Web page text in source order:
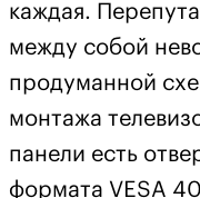
каждая.
между собой
продуманной
монтажа
панели есть
формата VESA